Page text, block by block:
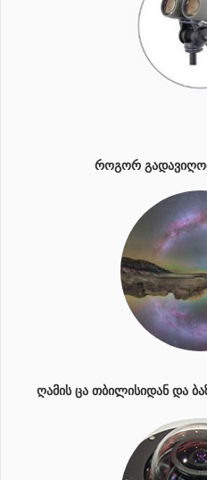
ᲠᲝᲒᲝᲠ
ᲦᲐᲛᲘᲡ ᲪᲐ ᲗᲑᲘᲚᲘᲡᲘᲓᲐᲜ ᲓᲐ